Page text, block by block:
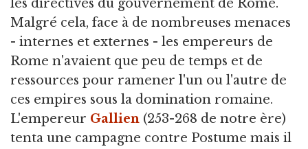
les directives du gouvernement de Rome.
Malgré cela, face à de nombreuses menaces
- internes et externes - les empereurs de
Rome n'avaient que peu de temps et de
ressources pour ramener l'un ou l'autre de
ces empires sous la domination romaine.
L'empereur Gallien (253-268 de notre ère)
tenta une campagne contre Postume mais il